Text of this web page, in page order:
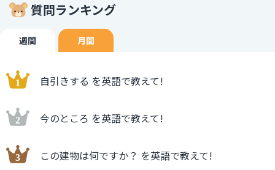
質問ランキング
週間 月間
自引きする を英語で教えて!
今のところ を英語で教えて!
この建物は何ですか？ を英語で教えて!